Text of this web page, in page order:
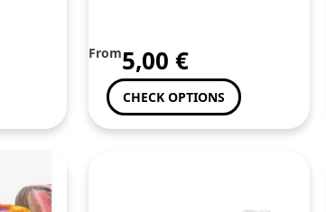
From5,00 €
CHECK OPTIONS